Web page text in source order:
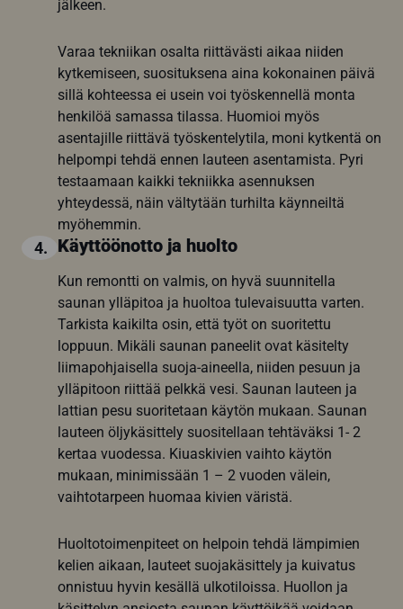
jälkeen.
Varaa tekniikan osalta riittävästi aikaa niiden
kytkemiseen, suosituksena aina kokonainen päivä
sillä kohteessa ei usein voi työskennellä monta
henkilöä samassa tilassa. Huomioi myös
asentajille riittävä työskentelytila, moni kytkentä on
helpompi tehdä ennen lauteen asentamista. Pyri
testaamaan kaikki tekniikka asennuksen
yhteydessä, näin vältytään turhilta käynneiltä
myöhemmin.
4. Käyttöönotto ja huolto
Kun remontti on valmis, on hyvä suunnitella
saunan ylläpitoa ja huoltoa tulevaisuutta varten.
Tarkista kaikilta osin, että työt on suoritettu
loppuun. Mikäli saunan paneelit ovat käsitelty
liimapohjaisella suoja-aineella, niiden pesuun ja
ylläpitoon riittää pelkkä vesi. Saunan lauteen ja
lattian pesu suoritetaan käytön mukaan. Saunan
lauteen öljykäsittely suositellaan tehtäväksi 1- 2
kertaa vuodessa. Kiuaskivien vaihto käytön
mukaan, minimissään 1 – 2 vuoden välein,
vaihtotarpeen huomaa kivien väristä.
Huoltotoimenpiteet on helpoin tehdä lämpimien
kelien aikaan, lauteet suojakäsittely ja kuivatus
onnistuu hyvin kesällä ulkotiloissa. Huollon ja